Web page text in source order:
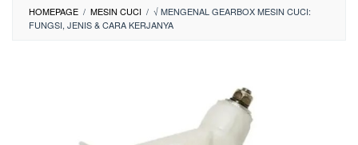
HOMEPAGE / MESIN CUCI / √ MENGENAL GEARBOX MESIN CUCI:
FUNGSI, JENIS & CARA KERJANYA